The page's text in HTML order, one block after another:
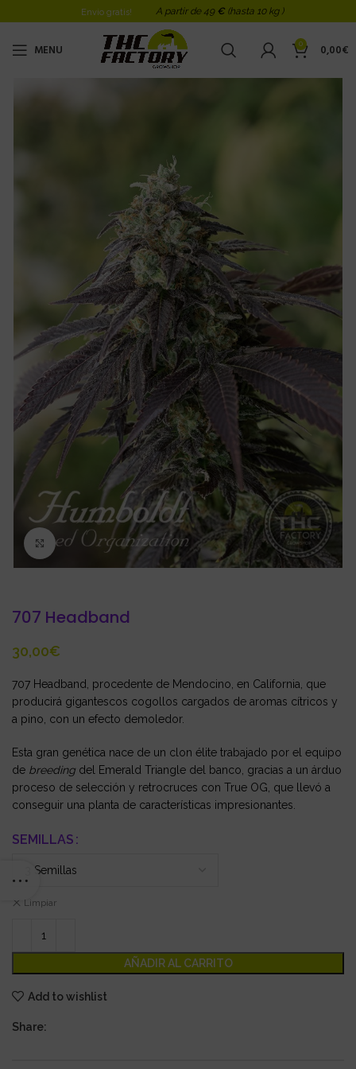
Envio gratis! A partir de 49 € (hasta 10 kg )
MENU 0 0,00€
Click to enlarge
707 Headband
€
707 Headband, procedente de Mendocino, en California, que
producirá gigantescos cogollos cargados de aromas cítricos y
a pino, con un efecto demoledor.
Esta gran genética nace de un clon élite trabajado por el equipo
de breeding del Emerald Triangle del banco, gracias a un árduo
proceso de selección y retrocruces con True OG, que llevó a
conseguir una planta de características impresionantes.
SEMILLAS
Limpiar
AÑADIR AL CARRITO
Add to wishlist
Share: